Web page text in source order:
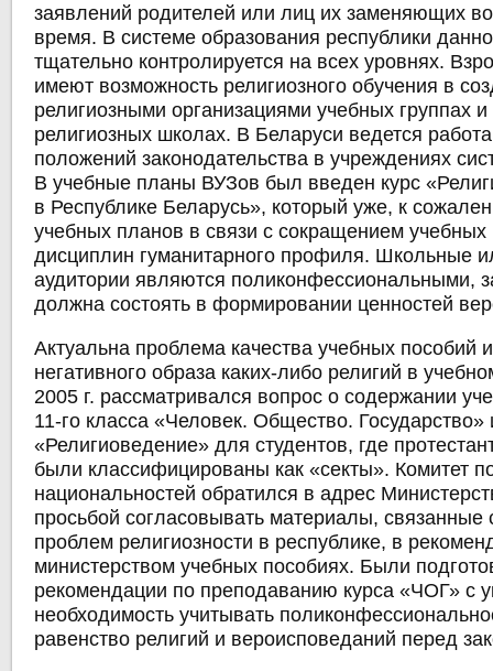
заявлений родителей или лиц их заменяющих
время. В системе образования республики
тщательно контролируется на всех уровнях.
имеют возможность религиозного обучения в
религиозными организациями учебных группах
религиозных школах. В Беларуси ведется
положений законодательства в учреждениях
В учебные планы ВУЗов был введен курс
в Республике Беларусь», который уже, к
учебных планов в связи с сокращением учебных
дисциплин гуманитарного профиля. Школьные
аудитории являются поликонфессиональными,
должна состоять в формировании ценностей
Актуальна проблема качества учебных пособий
негативного образа каких-либо религий в
2005 г. рассматривался вопрос о содержании
11-го класса «Человек. Общество. Государство»
«Религиоведение» для студентов, где
были классифицированы как «секты». Комитет
национальностей обратился в адрес
просьбой согласовывать материалы, связанные
проблем религиозности в республике, в
министерством учебных пособиях. Были
рекомендации по преподаванию курса «ЧОГ» с
необходимость учитывать
равенство религий и вероисповеданий перед